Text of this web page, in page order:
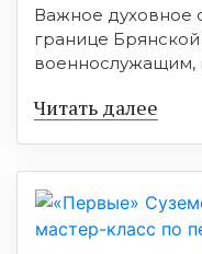
Важное духовное
границе Брянской
военнослужащим,
Читать далее